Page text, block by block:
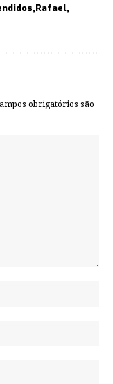
Rafael
obrigatórios são